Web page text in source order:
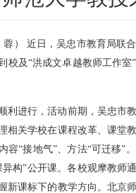
蓉） 近日，吴忠市教育局联
校及“洪成文卓越教师工作
利进行，活动前期，吴忠市
相关学校在课程改革、课堂
容“接地气”、方法“可迁移”
构”公开课。各校观摩教师
新课标下的教学方向。北京